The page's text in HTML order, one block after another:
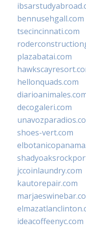
bennusehgall.com
tsecincinnati.com
plazabatai.com
hellonquads.com
decogaleri.com
shoes-vert.com
jccoinlaundry.com
kautorepair.com
ideacoffeenyc.com